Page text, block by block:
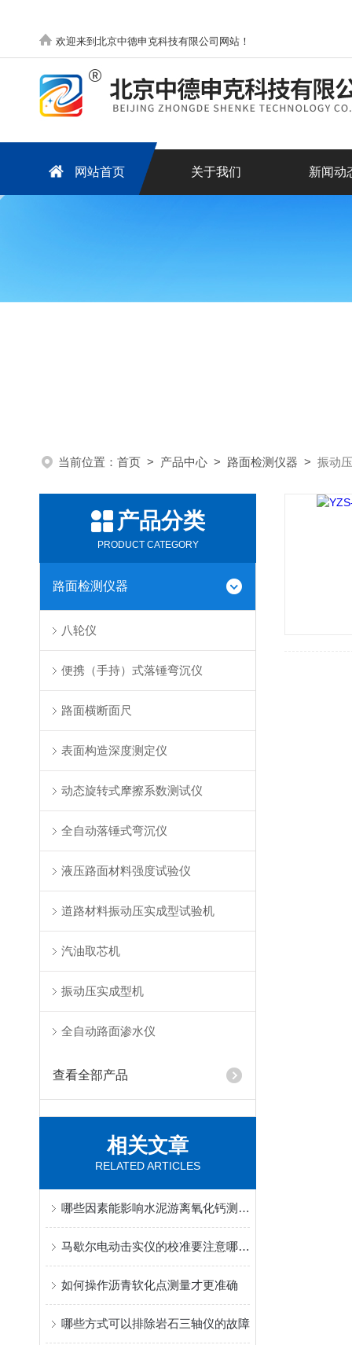
欢迎来到北京中德申克科技有限公司网站！
网站首页 关于我们 新闻动
当前位置： 首页 > 产品中心 > 路面检测仪器 > 振动
产品分类
PRODUCT CATEGORY
路面检测仪器
八轮仪
便携（手持）式落锤弯沉仪
路面横断面尺
表面构造深度测定仪
动态旋转式摩擦系数测试仪
全自动落锤式弯沉仪
液压路面材料强度试验仪
道路材料振动压实成型试验机
汽油取芯机
振动压实成型机
全自动路面渗水仪
查看全部产品
相关文章
RELATED ARTICLES
哪些因素能影响水泥游离氧化钙测定仪的结果
马歇尔电动击实仪的校准要注意哪些细节
如何操作沥青软化点测量才更准确
哪些方式可以排除岩石三轴仪的故障